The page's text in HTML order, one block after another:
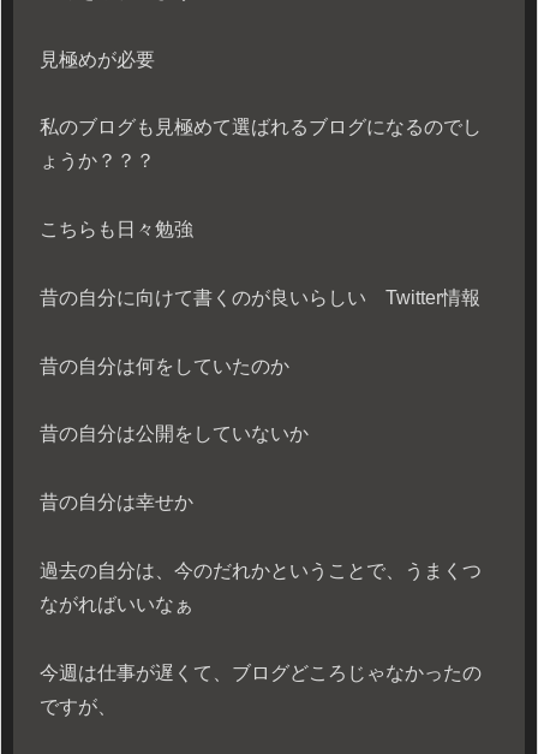
見極めが必要
私のブログも見極めて選ばれるブログになるのでし
ょうか？？？
こちらも日々勉強
昔の自分に向けて書くのが良いらしい Twitter情報
昔の自分は何をしていたのか
昔の自分は公開をしていないか
昔の自分は幸せか
過去の自分は、今のだれかということで、うまくつ
ながればいいなぁ
今週は仕事が遅くて、ブログどころじゃなかったの
ですが、